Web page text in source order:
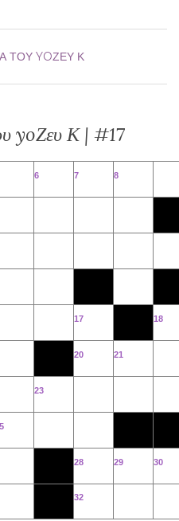
ΤΟΥ YOΖΕΥ Κ
yoΖευ Κ | #17
6 7 8
17 18
20 21
23
28 29 30
32